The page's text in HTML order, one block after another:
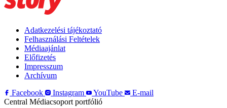
Adatkezelési tájékoztató
Felhasználási Feltételek
Médiaajánlat
Előfizetés
Impresszum
Archívum
Facebook
Instagram YouTube
E-mail
Central Médiacsoport portfólió